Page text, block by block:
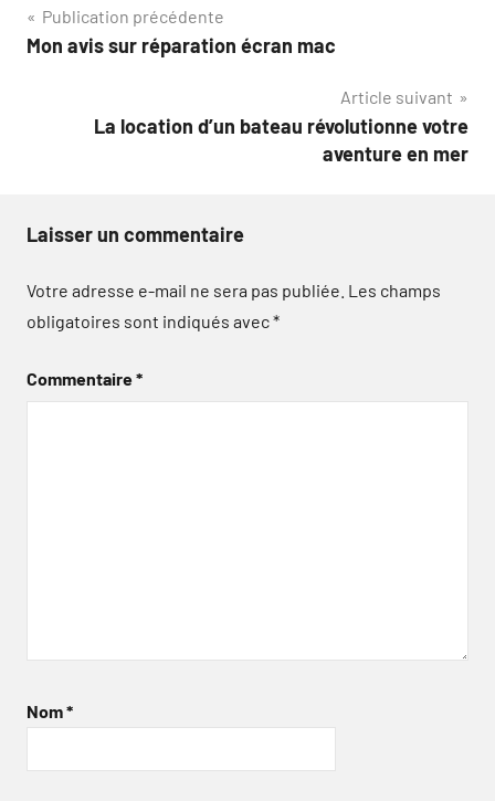
Navigation
de
Publication précédente
Mon avis sur réparation écran mac
Article suivant
La location d’un bateau révolutionne votre
aventure en mer
Laisser un commentaire
Votre adresse e-mail ne sera pas publiée. Les champs
obligatoires sont indiqués avec*
Commentaire*
Nom*